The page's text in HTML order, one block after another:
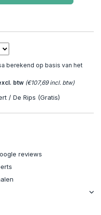
berekend op basis van het
btw (€107,69 incl. btw)
/ De Rips (Gratis)
reviews